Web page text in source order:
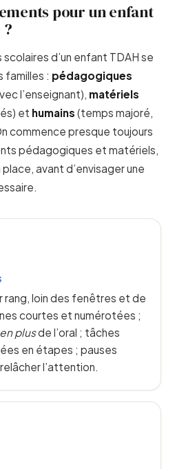
pour un enfant
?
d’un enfant TDAH se
familles : pédagogiques
l’enseignant), matériels
et humains (temps majoré,
commence presque toujours
pédagogiques et matériels,
avant d’envisager une
rang, loin des fenêtres et de
courtes et numérotées ;
en plusde l’oral ; tâches
en étapes ; pauses
l’attention.